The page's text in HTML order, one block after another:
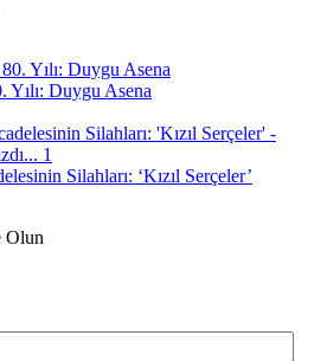
Yılı: Duygu Asena
Silahları: ‘Kızıl Serçeler’
Olun